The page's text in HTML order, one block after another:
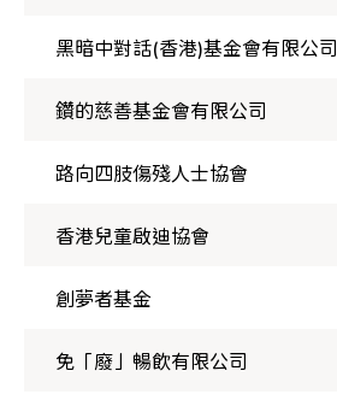
黑暗中對話(香港)基金會有限公司
鑽的慈善基金會有限公司
路向四肢傷殘人士協會
香港兒童啟迪協會
創夢者基金
免「廢」暢飲有限公司